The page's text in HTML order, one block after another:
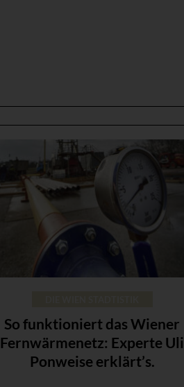
So funktioniert das Wiener
Fernwärmenetz: Experte Uli
Ponweise erklärt’s.